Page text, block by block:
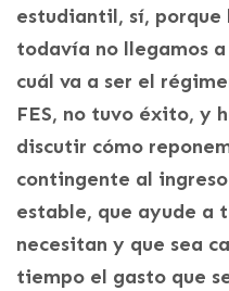
estudiantil, sí, porque
todavía no llegamos
cuál va a ser el
FES, no tuvo éxito, y
discutir cómo
contingente al
estable, que ayude a
necesitan y que sea
tiempo el gasto que